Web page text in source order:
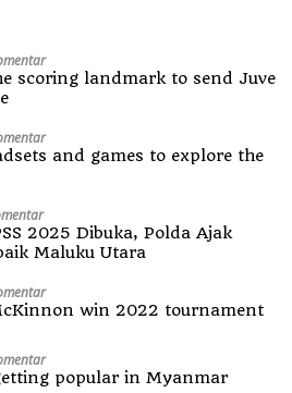
scoring landmark to send Juve
and games to explore the
2025 Dibuka, Polda Ajak
Maluku Utara
win 2022 tournament
popular in Myanmar